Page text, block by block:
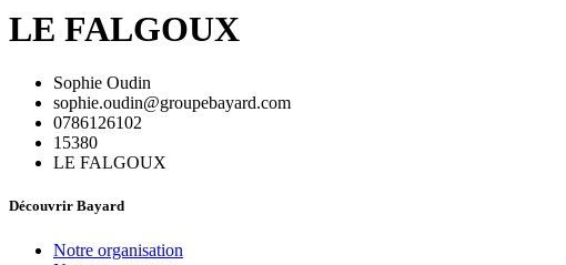
LE FALGOUX
Sophie Oudin
sophie.oudin@groupebayard.com
0786126102
15380
LE FALGOUX
Découvrir Bayard
Notre organisation